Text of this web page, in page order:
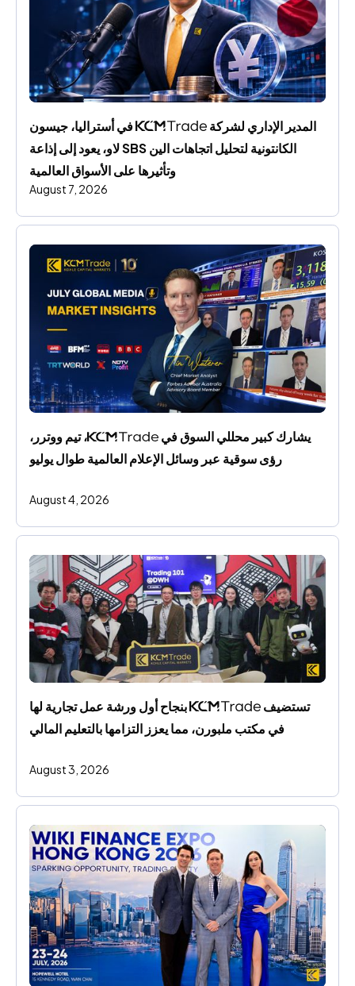
المدير الإداري لشركة
في أستراليا، جيسون
لاو، يعود إلى إذاعة SBS الكانتونية لتحليل اتجاهات الين
وتأثيرها على الأسواق العالمية
August 7, 2026
يشارك كبير محللي السوق في
، تيم ووترر،
رؤى سوقية عبر وسائل الإعلام العالمية طوال يوليو
August 4, 2026
تستضيف
بنجاح أول ورشة عمل تجارية لها
في مكتب ملبورن، مما يعزز التزامها بالتعليم المالي
August 3, 2026